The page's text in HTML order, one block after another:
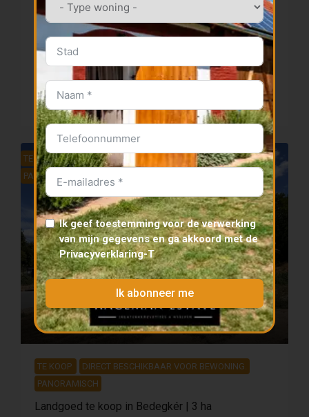
TE KOOP PANORAMISCH
Authentiek landgoed Ecseny: zwembad en B&B-
optie
district Kaposvár
2
HUIS
Details
TE KOOP
DIRECT BESCHIKBAAR VOOR BEWONING.
PANORAMISCH
130 000 000 Ft
361 111 €
TE KOOP
DIRECT BESCHIKBAAR VOOR BEWONING.
PANORAMISCH
Landgoed te koop in Bedegkér | 3 ha
Ik geef toestemming voor de verwerking
van mijn gegevens en ga akkoord met de
Privacyverklaring-T
Ik abonneer me